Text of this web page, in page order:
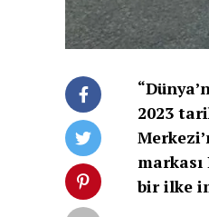
2023
bir ilke